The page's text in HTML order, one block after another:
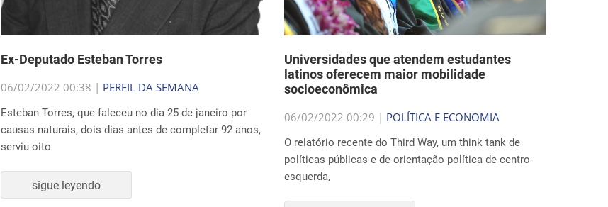
Ex-Deputado Esteban Torres
06/02/2022 00:38 | PERFIL DA SEMANA
Esteban Torres, que faleceu no dia 25 de janeiro por
causas naturais, dois dias antes de completar 92 anos,
serviu oito
sigue leyendo
Universidades que atendem estudantes
latinos oferecem maior mobilidade
socioeconômica
06/02/2022 00:29 | POLÍTICA E ECONOMIA
O relatório recente do Third Way, um think tank de
políticas públicas e de orientação política de centro-
esquerda,